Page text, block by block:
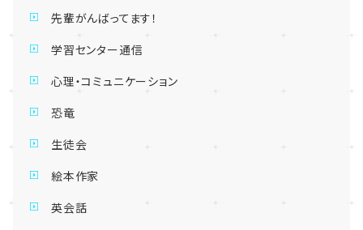
先輩がんばってます！
学習センター通信
心理・コミュニケーション
恐竜
生徒会
絵本作家
英会話